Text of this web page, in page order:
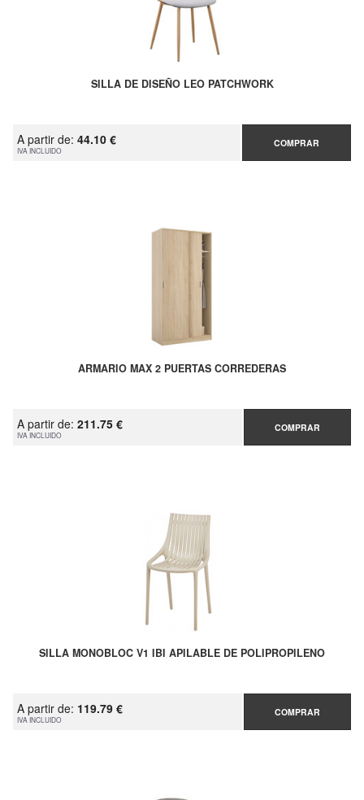
SILLA DE DISEÑO LEO PATCHWORK
A partir de: 44.10 €
IVA INCLUIDO
COMPRAR
ARMARIO MAX 2 PUERTAS CORREDERAS
A partir de: 211.75 €
IVA INCLUIDO
COMPRAR
SILLA MONOBLOC V1 IBI APILABLE DE POLIPROPILENO
A partir de: 119.79 €
IVA INCLUIDO
COMPRAR